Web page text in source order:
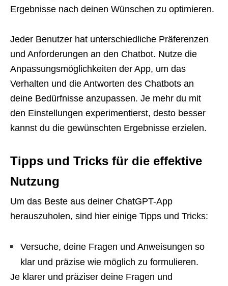
Ergebnisse nach deinen Wünschen zu optimieren.
Jeder Benutzer hat unterschiedliche Präferenzen
und Anforderungen an den Chatbot. Nutze die
Anpassungsmöglichkeiten der App, um das
Verhalten und die Antworten des Chatbots an
deine Bedürfnisse anzupassen. Je mehr du mit
den Einstellungen experimentierst, desto besser
kannst du die gewünschten Ergebnisse erzielen.
Tipps und Tricks für die effektive
Nutzung
Um das Beste aus deiner ChatGPT-App
herauszuholen, sind hier einige Tipps und Tricks:
Versuche, deine Fragen und Anweisungen so
klar und präzise wie möglich zu formulieren.
Je klarer und präziser deine Fragen und